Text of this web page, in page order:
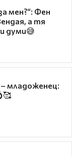
мен?“: Фен
а тя
думи😅
младоженец: